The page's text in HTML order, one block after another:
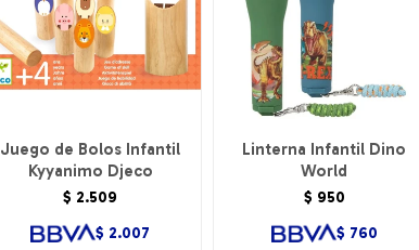
Juego de Bolos Infantil
Kyyanimo Djeco
$ 2.509
$ 2.007
Linterna Infantil Dino
World
$ 950
$ 760